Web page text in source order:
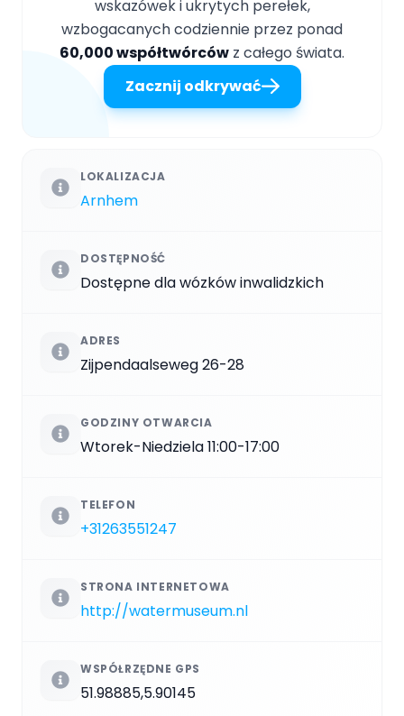
wskazówek i ukrytych perełek,
wzbogacanych codziennie przez ponad
60,000 współtwórców z całego świata.
Zacznij odkrywać
LOKALIZACJA
Arnhem
DOSTĘPNOŚĆ
Dostępne dla wózków inwalidzkich
ADRES
Zijpendaalseweg 26-28
GODZINY OTWARCIA
Wtorek-Niedziela 11:00-17:00
TELEFON
+31263551247
STRONA INTERNETOWA
http://watermuseum.nl
WSPÓŁRZĘDNE GPS
51.98885,5.90145